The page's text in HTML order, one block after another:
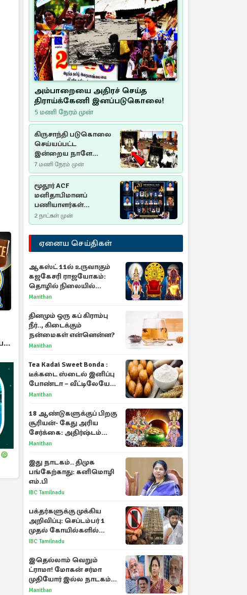
அம்பாறையை அதிரச் செய்த
திராய்க்கேணி இனப்படுகொலை!
5 மணி நேரம் முன்
கிருசாந்தி படுகொலை
செய்யப்பட்ட
இன்றைய நாளே
செம்மணி
இனப்படுகொலை
தினம்…!
7 மணி நேரம் முன்
மூதூர் ACF
மனிதாபிமானப்
பணியாளர்கள்
படுகொலை (2006): 20
ஆண்டுகளாகியும் நீதி
மறுக்கப்பட்ட
மனிதாபிமானப்
பேரவலம்
2 நாட்கள் முன்
ஏனைய செய்திகள்
ஆகஸ்ட் 11ல் உருவாகும்
கஜகேசரி ராஜயோகம்:
தொழில் நிலையில்
அதிர்ஷ்டம் பெறும் 3
Manithan
தினமும் ஒரு கப் கிராம்பு
நீர்.., கிடைக்கும்
நன்மைகள் என்னென்ன?
Manithan
Tea Kadai Sweet Bonda :
டீக்கடை ஸ்டைல் இனிப்பு
போண்டா – வீட்டிலேயே
செய்வது எப்படி?
Manithan
18 ஆண்டுகளுக்குப் பிறகு
சூரியன்- கேது அரிய
சேர்க்கை: அதிர்ஷ்டம்
பெறும் 3 ராசிகள்!
Manithan
இது நாடகம்.. திமுக
பங்கேற்காது: கனிமொழி
எம்.பி
IBC Tamilnadu
பக்தர்களுக்கு முக்கிய
அறிவிப்பு: செப்டம்பர் 1
முதல் கோயில்களில்
மொபைலுக்கு தடை!
IBC Tamilnadu
இதெல்லாம் வெறும்
ட்ராமா! மோகன் சர்மா
முதியோர் இல்ல நாடகம்
குறித்து குட்டி பத்மினி
Manithan